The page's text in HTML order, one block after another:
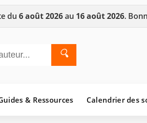
du 6 août 2026au 16 août 2026.
🔍
& Ressources Calendrier des